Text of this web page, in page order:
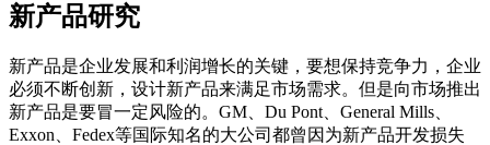
新产品研究
新产品是企业发展和利润增长的关键，要想保持竞争力，企业
必须不断创新，设计新产品来满足市场需求。但是向市场推出
新产品是要冒一定风险的。GM、Du Pont、General Mills、
Exxon、Fedex等国际知名的大公司都曾因为新产品开发损失